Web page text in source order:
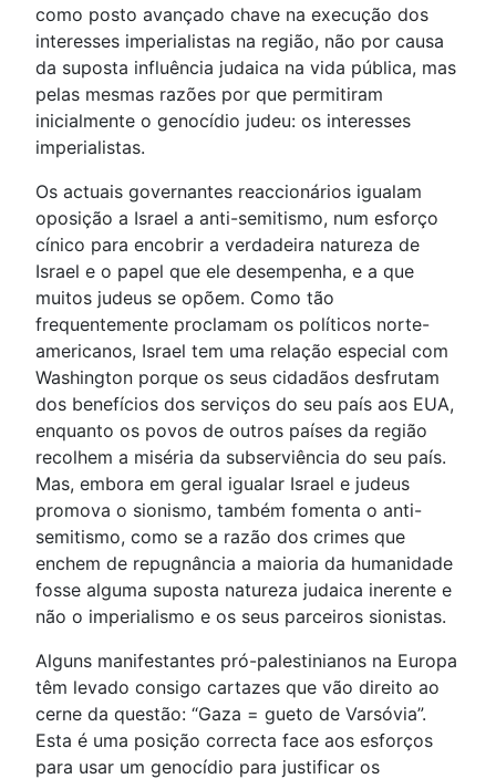
como posto avançado chave na execução dos
interesses imperialistas na região, não por causa
da suposta influência judaica na vida pública, mas
pelas mesmas razões por que permitiram
inicialmente o genocídio judeu: os interesses
imperialistas.
Os actuais governantes reaccionários igualam
oposição a Israel a anti-semitismo, num esforço
cínico para encobrir a verdadeira natureza de
Israel e o papel que ele desempenha, e a que
muitos judeus se opõem. Como tão
frequentemente proclamam os políticos norte-
americanos, Israel tem uma relação especial com
Washington porque os seus cidadãos desfrutam
dos benefícios dos serviços do seu país aos EUA,
enquanto os povos de outros países da região
recolhem a miséria da subserviência do seu país.
Mas, embora em geral igualar Israel e judeus
promova o sionismo, também fomenta o anti-
semitismo, como se a razão dos crimes que
enchem de repugnância a maioria da humanidade
fosse alguma suposta natureza judaica inerente e
não o imperialismo e os seus parceiros sionistas.
Alguns manifestantes pró-palestinianos na Europa
têm levado consigo cartazes que vão direito ao
cerne da questão: “Gaza = gueto de Varsóvia”.
Esta é uma posição correcta face aos esforços
para usar um genocídio para justificar os